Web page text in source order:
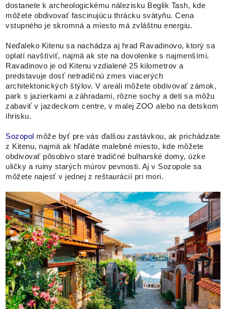
dostanete k archeologickému nálezisku Beglik Tash, kde
môžete obdivovať fascinujúcu thrácku svätyňu. Cena
vstupného je skromná a miesto má zvláštnu energiu.
Neďaleko Kitenu sa nachádza aj hrad Ravadinovo, ktorý sa
oplatí navštíviť, najmä ak ste na dovolenke s najmenšími.
Ravadinovo je od Kitenu vzdialené 25 kilometrov a
predstavuje dosť netradičnú zmes viacerých
architektonických štýlov. V areáli môžete obdivovať zámok,
park s jazierkami a záhradami, rôzne sochy a deti sa môžu
zabaviť v jazdeckom centre, v malej ZOO alebo na detskom
ihrisku.
Sozopol môže byť pre vás ďalšou zastávkou, ak prichádzate
z Kitenu, najmä ak hľadáte malebné miesto, kde môžete
obdivovať pôsobivo staré tradičné bulharské domy, úzke
uličky a ruiny starých múrov pevnosti. Aj v Sozopole sa
môžete najesť v jednej z reštaurácií pri mori.